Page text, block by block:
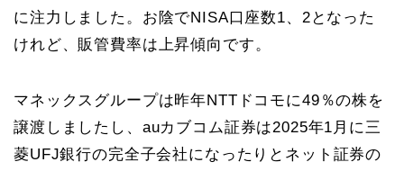
に注力しました。お陰でNISA口座数1、2となった
けれど、販管費率は上昇傾向です。
マネックスグループは昨年NTTドコモに49％の株を
譲渡しましたし、auカブコム証券は2025年1月に三
菱UFJ銀行の完全子会社になったりとネット証券の